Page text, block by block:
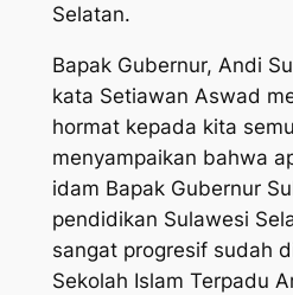
Selatan.
Bapak Gubernur, Andi
kata Setiawan Aswad
hormat kepada kita
menyampaikan bahwa
idam Bapak Gubernur
pendidikan Sulawesi
sangat progresif sudah
Sekolah Islam Terpadu